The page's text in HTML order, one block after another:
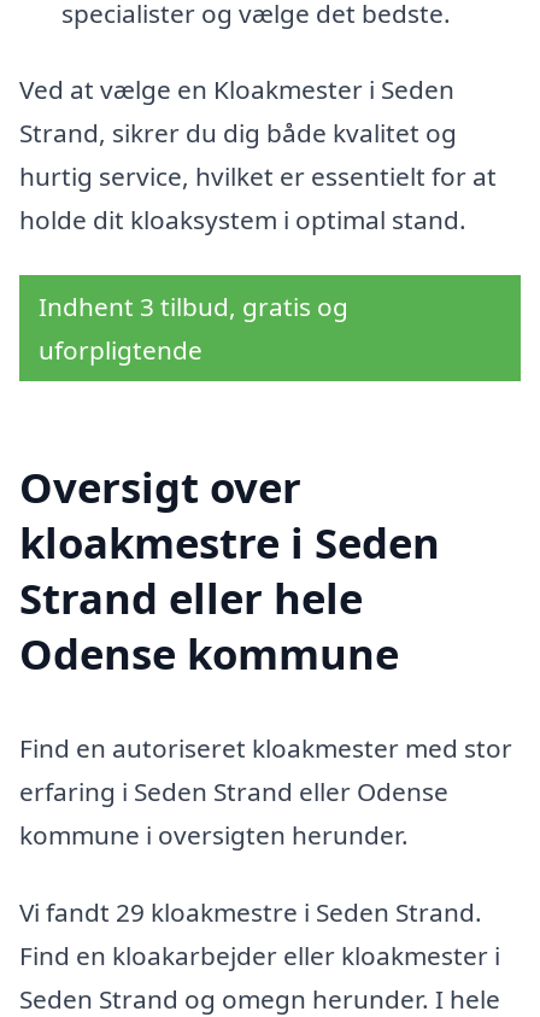
specialister og vælge det bedste.
Ved at vælge en Kloakmester i Seden
Strand, sikrer du dig både kvalitet og
hurtig service, hvilket er essentielt for at
holde dit kloaksystem i optimal stand.
Indhent 3 tilbud, gratis og
uforpligtende
Oversigt over
kloakmestre i Seden
Strand eller hele
Odense kommune
Find en autoriseret kloakmester med stor
erfaring i Seden Strand eller Odense
kommune i oversigten herunder.
Vi fandt 29 kloakmestre i Seden Strand.
Find en kloakarbejder eller kloakmester i
Seden Strand og omegn herunder. I hele